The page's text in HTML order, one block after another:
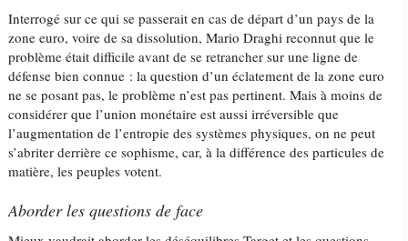
Interrogé sur ce qui se passerait en cas de départ d’un pays de la
zone euro, voire de sa dissolution, Mario Draghi reconnut que le
problème était difficile avant de se retrancher sur une ligne de
défense bien connue : la question d’un éclatement de la zone euro
ne se posant pas, le problème n’est pas pertinent. Mais à moins de
considérer que l’union monétaire est aussi irréversible que
l’augmentation de l’entropie des systèmes physiques, on ne peut
s’abriter derrière ce sophisme, car, à la différence des particules de
matière, les peuples votent.
Aborder les questions de face